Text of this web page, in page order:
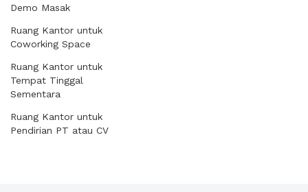
Demo Masak
Ruang Kantor untuk
Coworking Space
Ruang Kantor untuk
Tempat Tinggal
Sementara
Ruang Kantor untuk
Pendirian PT atau CV